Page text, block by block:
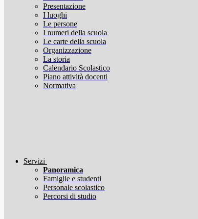
Presentazione
I luoghi
Le persone
I numeri della scuola
Le carte della scuola
Organizzazione
La storia
Calendario Scolastico
Piano attività docenti
Normativa
Servizi
Panoramica
Famiglie e studenti
Personale scolastico
Percorsi di studio